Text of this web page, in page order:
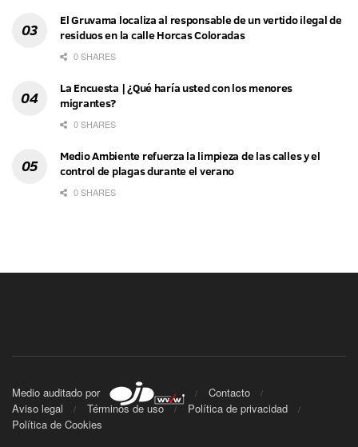
El Gruvama localiza al responsable de un vertido ilegal de
residuos en la calle Horcas Coloradas
0 SHARES
La Encuesta | ¿Qué haría usted con los menores
migrantes?
0 SHARES
Medio Ambiente refuerza la limpieza de las calles y el
control de plagas durante el verano
0 SHARES
Medio auditado por
Contacto
Aviso legal
Términos de uso
Política de privacidad
Política de Cookies